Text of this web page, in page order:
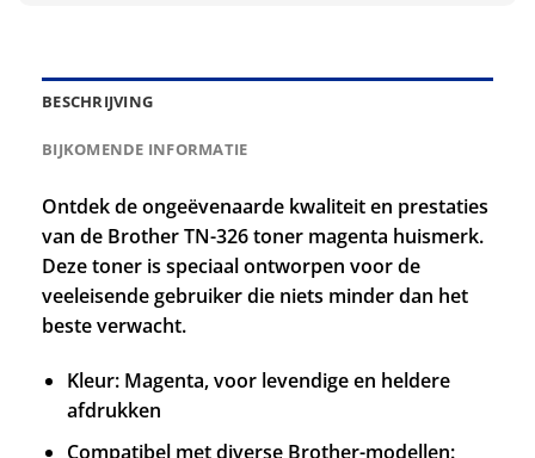
BESCHRIJVING
BIJKOMENDE INFORMATIE
Ontdek de ongeëvenaarde kwaliteit en prestaties
van de Brother TN-326 toner magenta huismerk.
Deze toner is speciaal ontworpen voor de
veeleisende gebruiker die niets minder dan het
beste verwacht.
Kleur: Magenta, voor levendige en heldere
afdrukken
Compatibel met diverse Brother-modellen: